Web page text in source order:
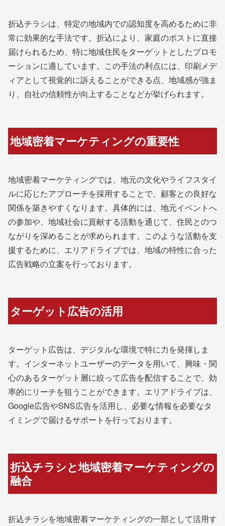
折込チラシは、特定の地域内での認知度を高めるために非
常に効果的な手法です。折込により、家庭のポストに直接
届けられるため、特に地域住民をターゲットとしたプロモ
ーションに適しています。この手法の利点には、印刷メデ
ィアとして視覚的に訴えることができる点、地域感が強ま
り、自社の信頼性が向上することなどが挙げられます。
地域密着マーケティングの重要性
地域密着マーケティングでは、地元の文化やライフスタイ
ルに応じたアプローチを採用することで、顧客との良好な
関係を築きやすくなります。具体的には、地元イベントへ
の参加や、地域社会に貢献する活動を通じて、住民とのつ
ながりを深めることが求められます。このような活動を支
援するために、エリアドライブでは、地域の特性に合った
広告戦略の立案を行っております。
ターゲット広告の活用
ターゲット広告は、デジタルな環境で特に力を発揮しま
す。インターネットユーザーのデータを用いて、興味・関
心のあるターゲット層に絞って広告を配信することで、効
率的にリーチを狙うことができます。エリアドライブは、
Google広告やSNS広告を活用し、必要な情報を必要なタ
イミングで届けるサポートを行っております。
折込チラシと地域密着マーケティングの
融合
折込チラシを地域密着マーケティングの一部として活用す